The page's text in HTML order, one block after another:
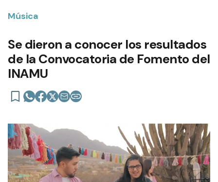
Música
Se dieron a conocer los resultados
de la Convocatoria de Fomento del
INAMU